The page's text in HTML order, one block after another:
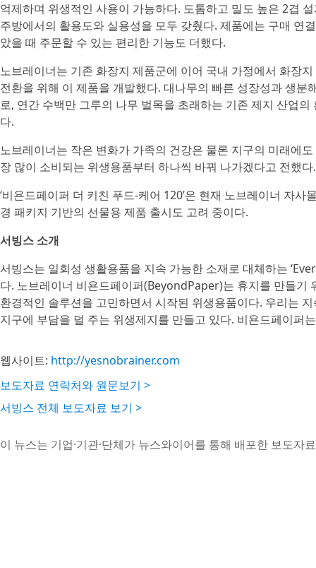
억제하며 위생적인 사용이 가능하다. 도톰하고 밀도 높은 2겹
주방에서의 활용도와 실용성을 모두 갖췄다. 제품에는 구매 연
았을 때 주문할 수 있는 편리한 기능도 더했다.
노브레이너는 기존 화장지 제품군에 이어 국내 가정에서 화장
전환을 위해 이 제품을 개발했다. 대나무의 빠른 성장성과 생
로, 연간 수백만 그루의 나무 벌목을 초래하는 기존 제지 산업
다.
노브레이너는 작은 변화가 가족의 건강은 물론 지구의 미래에
장 많이 소비되는 위생용품부터 하나씩 바꿔 나가겠다고 전했다.
‘비욘드페이퍼 더 키친 푸드-케어 120’은 현재 노브레이너 자
경 패키지 기반의 선물용 제품 출시도 고려 중이다.
서빙스 소개
서빙스는 일회성 생활용품을 지속 가능한 소재로 대체하는
다. 노브레이너 비욘드페이퍼(BeyondPaper)는 휴지를 만들기
환경적인 솔루션을 고민하면서 시작된 위생용품이다. 우리는
지구에 부담을 덜 주는 위생제지를 만들고 있다. 비욘드페이퍼
웹사이트: http://yesnobrainer.com
보도자료 연락처와 원문보기 >
서빙스 전체 보도자료 보기 >
이 뉴스는 기업·기관·단체가 뉴스와이어를 통해 배포한 보도자